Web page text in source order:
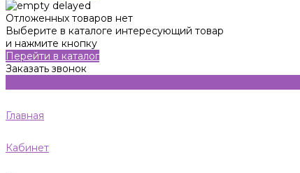
Отложенных товаров нет
Выберите в каталоге интересующий товар
и нажмите кнопку
Перейти в каталог
Заказать звонок
Главная
Кабинет